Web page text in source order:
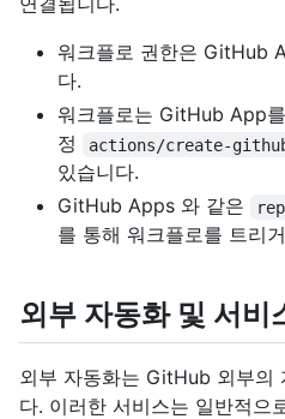
워크플로 권한은 GitHub
다.
워크플로는 GitHub App
정
actions/create-
있습니다.
GitHub Apps 와 같은
를 통해 워크플로를 트리
외부 자동화 및 서비
외부 자동화는 GitHub 외부의
다. 이러한 서비스는 일반적으